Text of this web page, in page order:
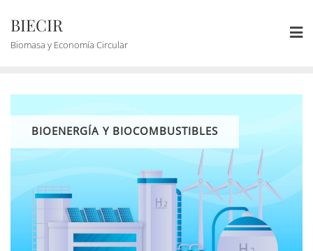
BIECIR
Biomasa y Economía Circular
BIOENERGÍA Y BIOCOMBUSTIBLES